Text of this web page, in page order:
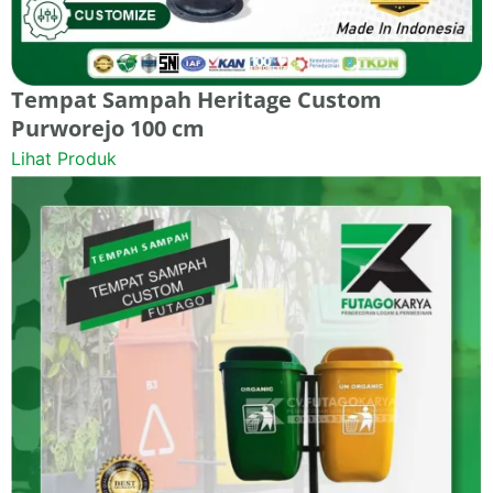
Tempat Sampah Heritage Custom
Purworejo 100 cm
Lihat Produk